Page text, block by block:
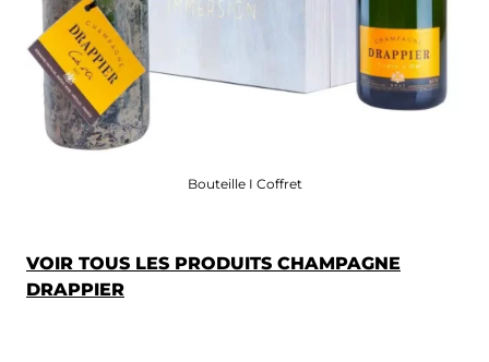
Bouteille I Coffret
VOIR TOUS LES PRODUITS CHAMPAGNE
DRAPPIER